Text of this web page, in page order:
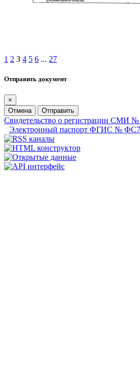
1 2 3 4 5 6 ... 27
Отправить документ
×
Отмена
Отправить
Свидетельство о регистрации СМИ
Электронный паспорт ФГИС №